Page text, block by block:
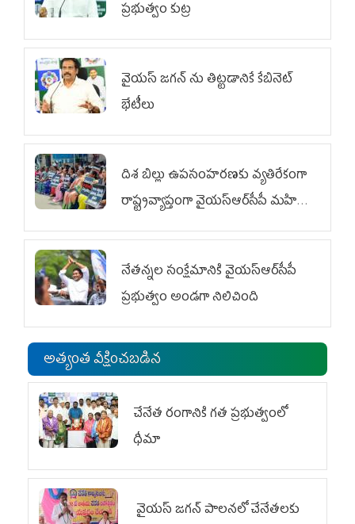
ప్రభుత్వం కుట్ర
వైయ‌స్ జగన్‌ ను తిట్టడానికే కేబినెట్‌
భేటీలు
దిశ బిల్లు ఉపసంహరణకు వ్యతిరేకంగా
రాష్ట్రవ్యాప్తంగా వైయ‌స్ఆర్‌సీపీ మహిళా
విభాగం ఆందోళనలు
నేతన్నల సంక్షేమానికి వైయ‌స్ఆర్‌సీపీ
ప్రభుత్వం అండగా నిలిచింది
అత్యంత వీక్షించబడిన
చేనేత రంగానికి గత ప్రభుత్వంలో
ధీమా
వైయ‌స్ జగన్ పాలనలో చేనేతలకు